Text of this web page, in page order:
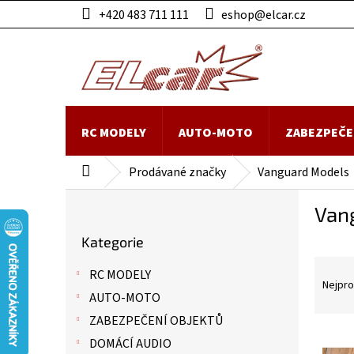
na
+420 483 711 111 eshop@elcar.cz
RC MODELY AUTO-MOTO
Domů Prodávané značky Vanguard Models
kategorie
Kategorie
RC MODELY
AUTO-MOTO
ZABEZPEČENÍ OBJEKTŮ
DOMÁCÍ AUDIO